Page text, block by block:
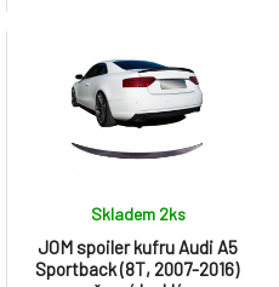
JOM spoiler kufru Audi A5
Sportback (8T, 2007-2016)
Skladem 2ks